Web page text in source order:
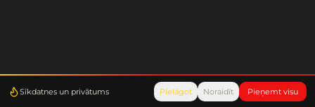
Sīkdatnes un privātums Pielāgot Noraidīt Pieņemt visu